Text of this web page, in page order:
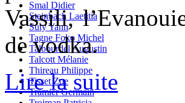
Smal Didier
Steinbach Laetitia
Suty Yann
Tagne Foko Michel
Talbourdel Augustin
Talcott Mélanie
Thireau Philippe
Tisset Zoe
Tramier Germain
Vassili,
de vodka.
Lire la suite